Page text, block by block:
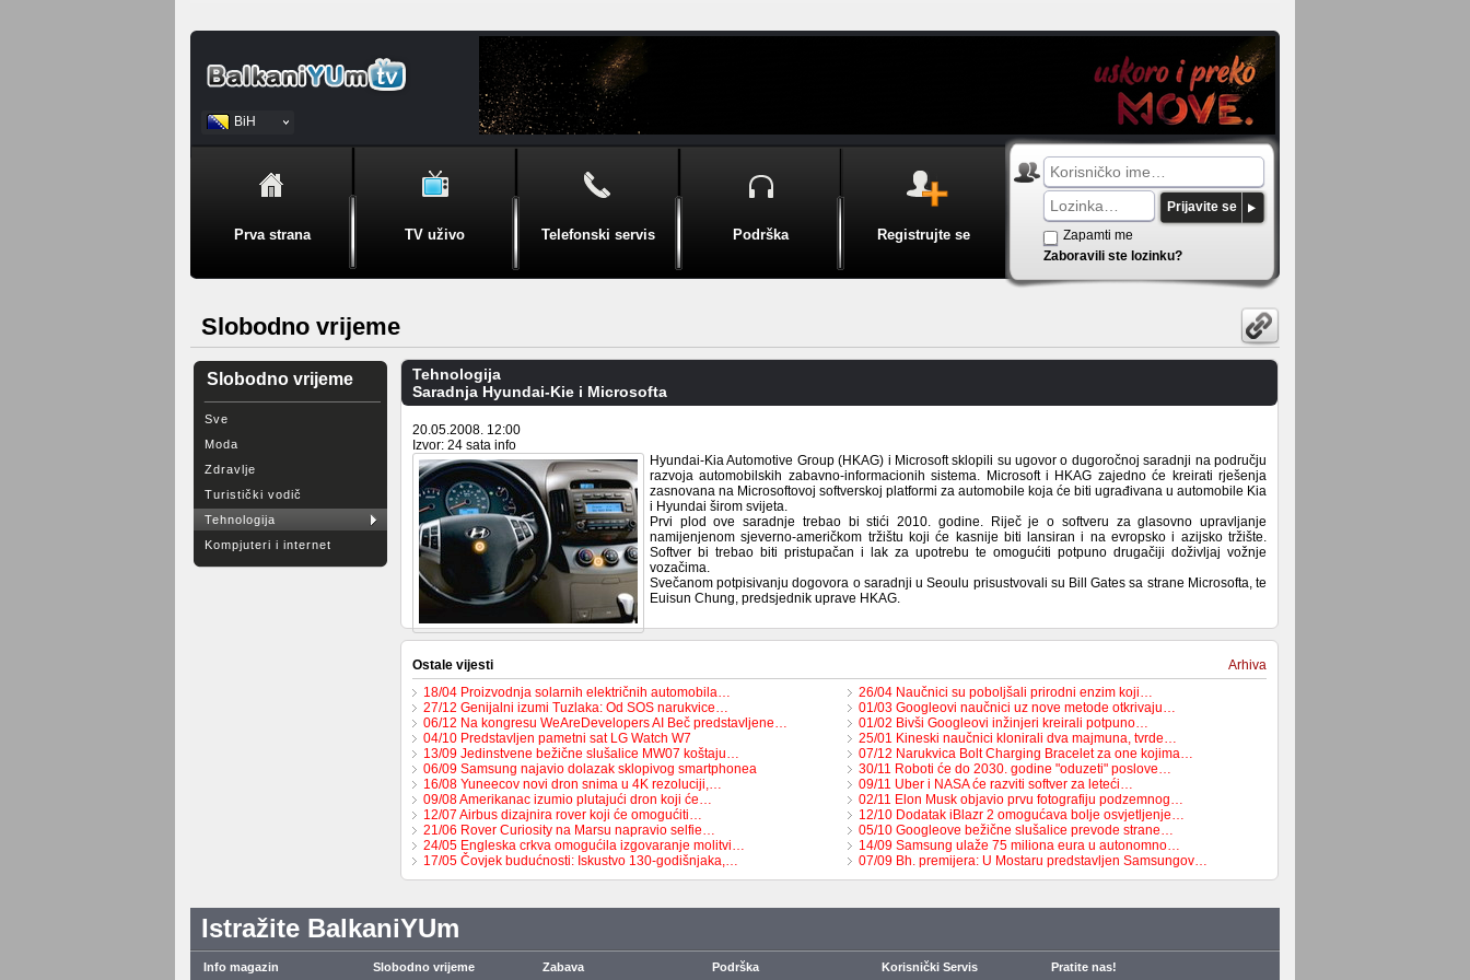
BiH
Srpski
Prva strana TV uživo Telefonski servis Podrška Registrujte se
Prijavite se
Zapamti me
Zaboravili ste lozinku?
Slobodno vrijeme
Slobodno vrijeme
Sve
Moda
Zdravlje
Turistički vodič
Tehnologija
Kompjuteri i internet
Tehnologija
Saradnja Hyundai-Kie i Microsofta
20.05.2008. 12:00
Izvor: 24 sata info
Hyundai-Kia Automotive Group (HKAG) i Microsoft sklopili su ugovor o dugoročnoj saradnji na području
razvoja automobilskih zabavno-informacionih sistema. Microsoft i HKAG zajedno će kreirati rješenja
zasnovana na Microsoftovoj softverskoj platformi za automobile koja će biti ugrađivana u automobile Kia
i Hyundai širom svijeta.
Prvi plod ove saradnje trebao bi stići 2010. godine. Riječ je o softveru za glasovno upravljanje
namijenjenom sjeverno-američkom tržištu koji će kasnije biti lansiran i na evropsko i azijsko tržište.
Softver bi trebao biti pristupačan i lak za upotrebu te omogućiti potpuno drugačiji doživljaj vožnje
vozačima.
Svečanom potpisivanju dogovora o saradnji u Seoulu prisustvovali su Bill Gates sa strane Microsofta, te
Euisun Chung, predsjednik uprave HKAG.
Ostale vijesti
Arhiva
18/04 Proizvodnja solarnih električnih automobila…
27/12 Genijalni izumi Tuzlaka: Od SOS narukvice…
06/12 Na kongresu WeAreDevelopers AI Beč predstavljene…
04/10 Predstavljen pametni sat LG Watch W7
13/09 Jedinstvene bežične slušalice MW07 koštaju…
06/09 Samsung najavio dolazak sklopivog smartphonea
16/08 Yuneecov novi dron snima u 4K rezoluciji,…
09/08 Amerikanac izumio plutajući dron koji će…
12/07 Airbus dizajnira rover koji će omogućiti…
21/06 Rover Curiosity na Marsu napravio selfie…
24/05 Engleska crkva omogućila izgovaranje molitvi…
17/05 Čovjek budućnosti: Iskustvo 130-godišnjaka,…
26/04 Naučnici su poboljšali prirodni enzim koji…
01/03 Googleovi naučnici uz nove metode otkrivaju…
01/02 Bivši Googleovi inžinjeri kreirali potpuno…
25/01 Kineski naučnici klonirali dva majmuna, tvrde…
07/12 Narukvica Bolt Charging Bracelet za one kojima…
30/11 Roboti će do 2030. godine "oduzeti" poslove…
09/11 Uber i NASA će razviti softver za leteći…
02/11 Elon Musk objavio prvu fotografiju podzemnog…
12/10 Dodatak iBlazr 2 omogućava bolje osvjetljenje…
05/10 Googleove bežične slušalice prevode strane…
14/09 Samsung ulaže 75 miliona eura u autonomno…
07/09 Bh. premijera: U Mostaru predstavljen Samsungov…
Istražite BalkaniYUm
Info magazin Slobodno vrijeme Zabava Podrška Korisnički Servis Pratite nas!